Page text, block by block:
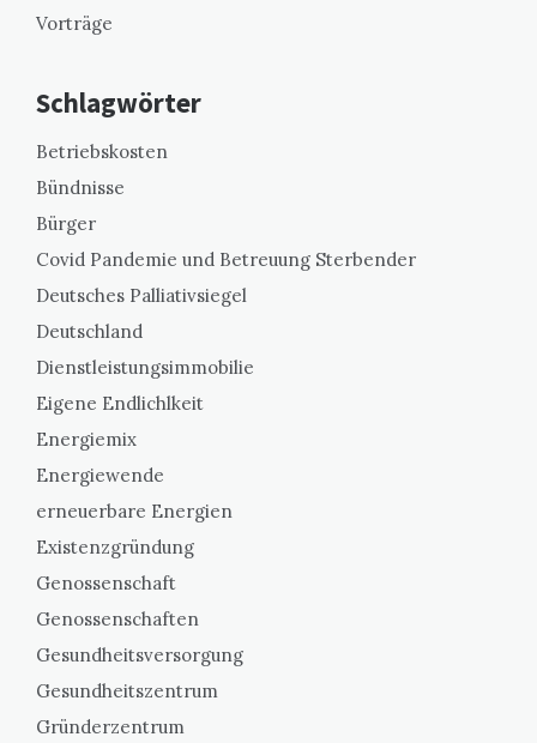
Vorträge
Schlagwörter
Betriebskosten
Bündnisse
Bürger
Covid Pandemie und Betreuung Sterbender
Deutsches Palliativsiegel
Deutschland
Dienstleistungsimmobilie
Eigene Endlichlkeit
Energiemix
Energiewende
erneuerbare Energien
Existenzgründung
Genossenschaft
Genossenschaften
Gesundheitsversorgung
Gesundheitszentrum
Gründerzentrum